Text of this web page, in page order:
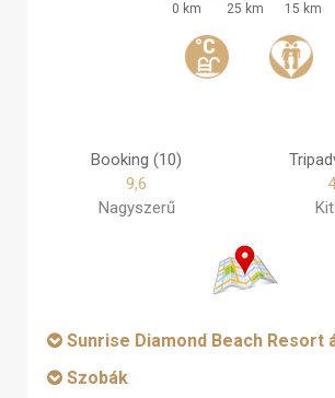
0 km 25 km 15 km
Booking (10)
9,6
Nagyszerű
Sunrise Diamond Beach Resort
Szobák